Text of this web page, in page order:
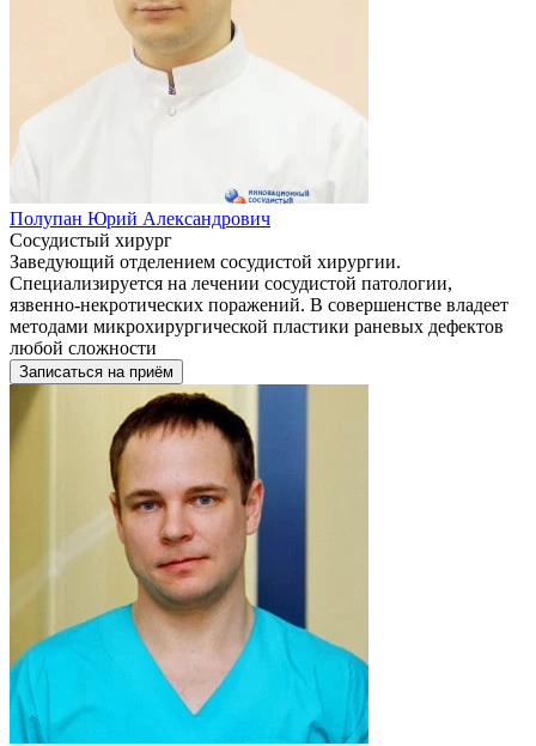
Полупан Юрий Александрович
Сосудистый хирург
Заведующий отделением сосудистой хирургии.
Специализируется на лечении сосудистой патологии,
язвенно-некротических поражений. В совершенстве владеет
методами микрохирургической пластики раневых дефектов
любой сложности
Записаться на приём